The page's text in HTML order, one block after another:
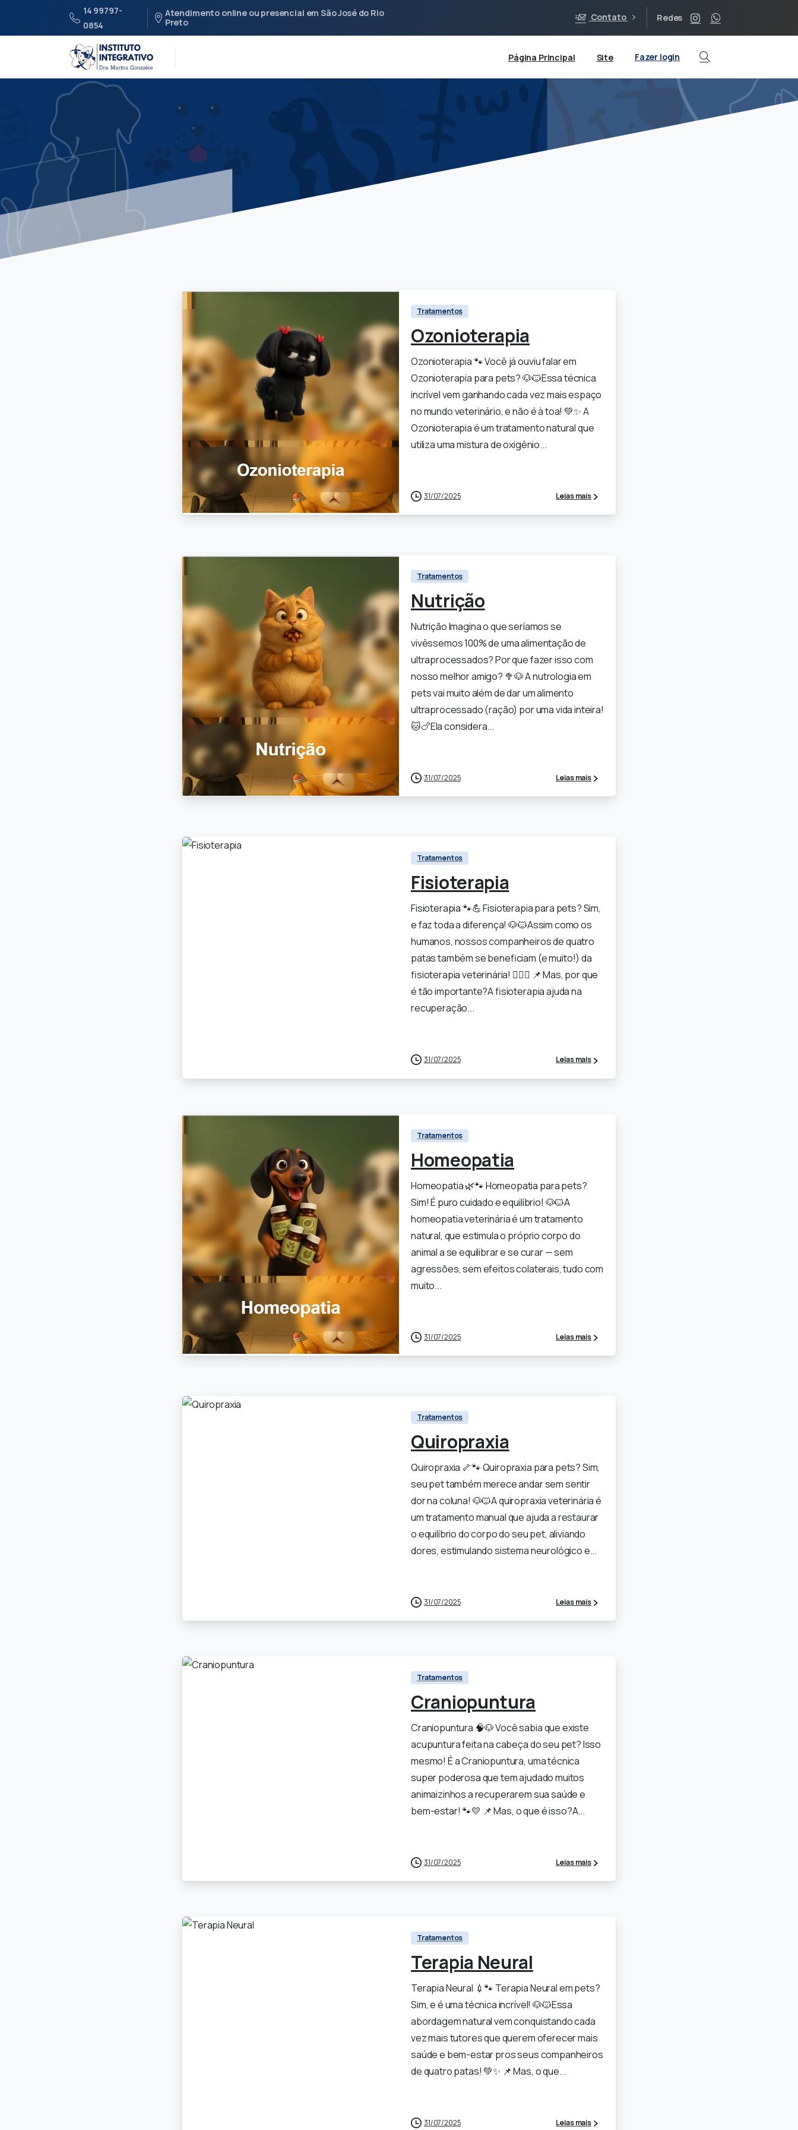
14 99797-
0854
Atendimento online ou presencial em São José do Rio
Preto
Contato Redes
Página Principal Site Fazer login
0
Tratamentos
Ozonioterapia
Ozonioterapia 🐾 Você já ouviu falar em
Ozonioterapia para pets? 🐶🐱Essa técnica
incrível vem ganhando cada vez mais espaço
no mundo veterinário, e não é à toa! 💚✨ A
Ozonioterapia é um tratamento natural que
utiliza uma mistura de oxigênio...
31/07/2025 Leias mais
Tratamentos
Nutrição
Nutrição Imagina o que seríamos se
vivêssemos 100% de uma alimentação de
ultraprocessados? Por que fazer isso com
nosso melhor amigo? 🥦🐶 A nutrologia em
pets vai muito além de dar um alimento
ultraprocessado (ração) por uma vida inteira!
🐱🍗Ela considera...
31/07/2025 Leias mais
Tratamentos
Fisioterapia
Fisioterapia 🐾💪 Fisioterapia para pets? Sim,
e faz toda a diferença! 🐶🐱Assim como os
humanos, nossos companheiros de quatro
patas também se beneficiam (e muito!) da
fisioterapia veterinária! 🧘‍♂✨ 📌 Mas, por que
é tão importante?A fisioterapia ajuda na
recuperação...
31/07/2025 Leias mais
Tratamentos
Homeopatia
Homeopatia 🌿🐾 Homeopatia para pets?
Sim! É puro cuidado e equilíbrio! 🐶🐱A
homeopatia veterinária é um tratamento
natural, que estimula o próprio corpo do
animal a se equilibrar e se curar — sem
agressões, sem efeitos colaterais, tudo com
muito...
31/07/2025 Leias mais
Tratamentos
Quiropraxia
Quiropraxia 🦴🐾 Quiropraxia para pets? Sim,
seu pet também merece andar sem sentir
dor na coluna! 🐶🐱A quiropraxia veterinária é
um tratamento manual que ajuda a restaurar
o equilíbrio do corpo do seu pet, aliviando
dores, estimulando sistema neurológico e...
31/07/2025 Leias mais
Tratamentos
Craniopuntura
Craniopuntura 🧠🐶 Você sabia que existe
acupuntura feita na cabeça do seu pet? Isso
mesmo! É a Craniopuntura, uma técnica
super poderosa que tem ajudado muitos
animaizinhos a recuperarem sua saúde e
bem-estar! 🐾💛 📌 Mas, o que é isso?A...
31/07/2025 Leias mais
Tratamentos
Terapia Neural
Terapia Neural 💉🐾 Terapia Neural em pets?
Sim, e é uma técnica incrível! 🐶🐱Essa
abordagem natural vem conquistando cada
vez mais tutores que querem oferecer mais
saúde e bem-estar pros seus companheiros
de quatro patas! 💚✨ 📌 Mas, o que...
31/07/2025 Leias mais